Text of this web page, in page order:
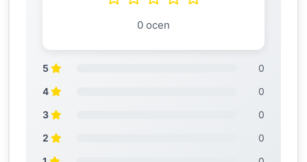
0 ocen
5
0
4
0
3
0
2
0